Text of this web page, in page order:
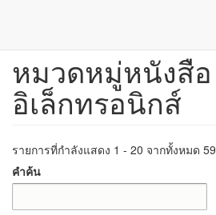
เนื้อหา
หมวดหมู่หนังสือ
อิเล็กทรอนิกส์
รายการที่กำลังแสดง 1 - 20 จากทั้งหมด 59
คำค้น